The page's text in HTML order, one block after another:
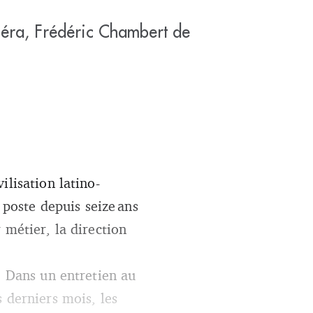
Frédéric Chambert de
latino-
depuis seize ans
métier, la direction
Dans un entretien au
derniers mois, les